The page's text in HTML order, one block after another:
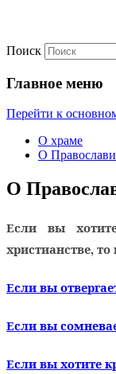
храм с.
Поиск
Главное меню
Перейти к
О храме
О
О
Если вы
христианстве,
Если вы
Если вы
Если вы хотите